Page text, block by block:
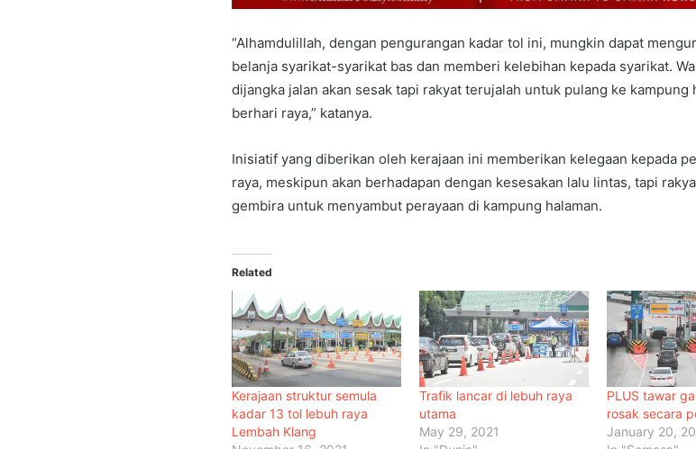
“Alhamdulillah, dengan pengurangan kadar tol ini, mungkin dapat
belanja syarikat-syarikat bas dan memberi kelebihan kepada syarikat.
dijangka jalan akan sesak tapi rakyat terujalah untuk pulang ke kampung
berhari raya,” katanya.
Inisiatif yang diberikan oleh kerajaan ini memberikan kelegaan kepada
raya, meskipun akan berhadapan dengan kesesakan lalu lintas, tapi
gembira untuk menyambut perayaan di kampung halaman.
Related
Kerajaan struktur semula
kadar 13 tol lebuh raya
Lembah Klang
Trafik lancar di lebuh raya
utama
May 29, 2021
PLUS tawar
rosak secara
January 20,
Menteri Arab dan Islam
Wujud Mekanisme Tetap
Dokumentasi
Baitulmaqdis Timur
Hampir 20 Negara Islam
Pertimbang Tindakan
Tangani Pelanggaran